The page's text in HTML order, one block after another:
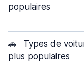
populaires
🚗
Types de
plus populaires